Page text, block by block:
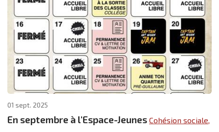
01 sept. 2025
En septembre à l'Espace-Jeunes Cohésion sociale,